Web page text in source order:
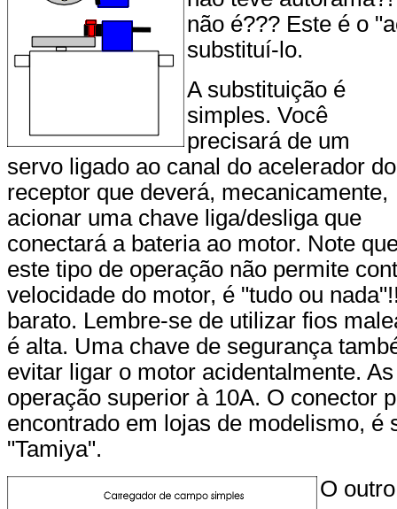
não é??? Este é o
substituí-lo.
A substituição é
simples. Você
precisará de um
servo ligado ao canal do acelerador do
receptor que deverá, mecanicamente,
acionar uma chave liga/desliga que
conectará a bateria ao motor. Note
este tipo de operação não permite
velocidade do motor, é "tudo ou
barato. Lembre-se de utilizar fios
é alta. Uma chave de segurança
evitar ligar o motor acidentalmente.
operação superior à 10A. O conector
encontrado em lojas de modelismo, é
"Tamiya".
O